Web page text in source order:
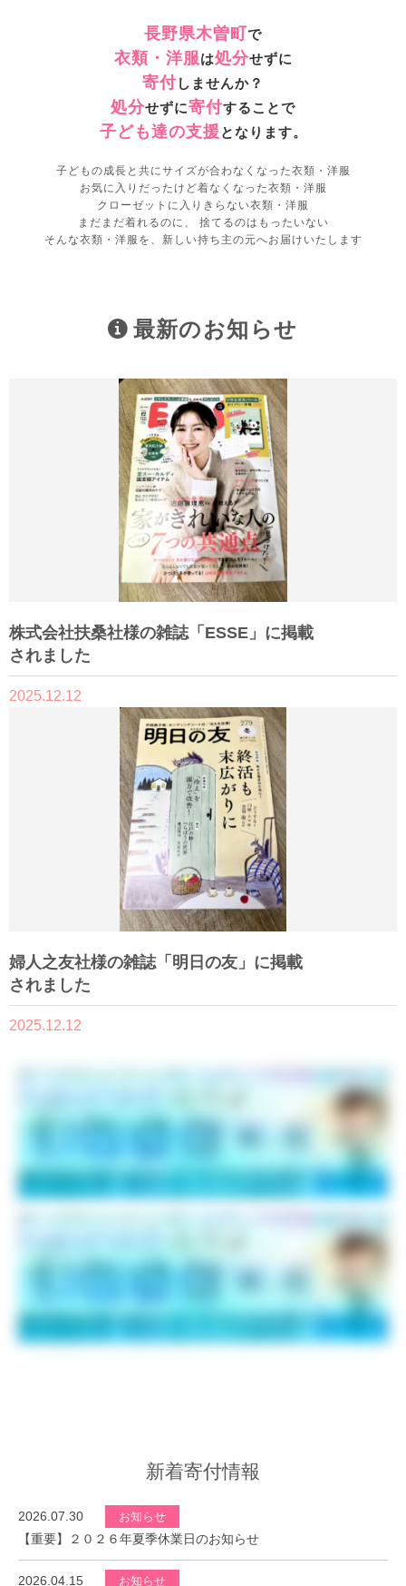
長野県木曽町 で
衣類・洋服は処分せずに
寄付しませんか？
処分せずに寄付することで
子ども達の支援 となります。
子どもの成長と共にサイズが合わなくなった衣類・洋服
お気に入りだったけど着なくなった衣類・洋服
クローゼットに入りきらない衣類・洋服
まだまだ着れるのに、 捨てるのはもったいない
そんな衣類・洋服を、新しい持ち主の元へお届けいたします
最新のお知らせ
株式会社扶桑社様の雑誌「ESSE」に掲載
されました
2025.12.12
婦人之友社様の雑誌「明日の友」に掲載
されました
2025.12.12
新着寄付情報
2026.07.30 お知らせ
【重要】２０２６年夏季休業日のお知らせ